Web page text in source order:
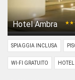
Hotel Ambra
SPIAGGIA INCLUSA
WI-FI GRATUITO HOTEL